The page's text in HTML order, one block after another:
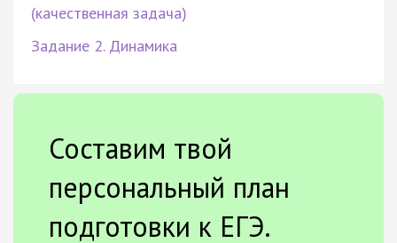
(качественная задача)
Задание 2. Динамика
Составим твой
персональный план
подготовки к ЕГЭ.